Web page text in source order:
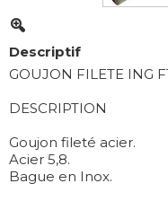
Descriptif
GOUJON FILETE ING
DESCRIPTION
Goujon fileté acier.
Acier 5,8.
Bague en Inox.